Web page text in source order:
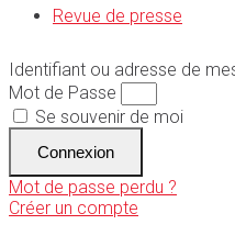
Revue de presse
Identifiant ou adresse de
Mot de Passe
Se souvenir de moi
Connexion
Mot de passe perdu ?
Créer un compte